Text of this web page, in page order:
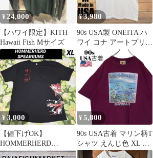
¥ 24,000
【ハワイ限定】KITH
Hawaii Fish Mサイズ
¥3,980
90s USA製 ONEITA ハ
ワイ コナ アートプリン
ト Tシャツ M 白
¥3,000
【値下げOK】
HOMMERHERD
SPEARGUNS US古着T
¥ 5,800
90s USA古着 マリン柄T
シャツ えんじ色 XL ハ
ワイビーチ熱帯魚tシャ